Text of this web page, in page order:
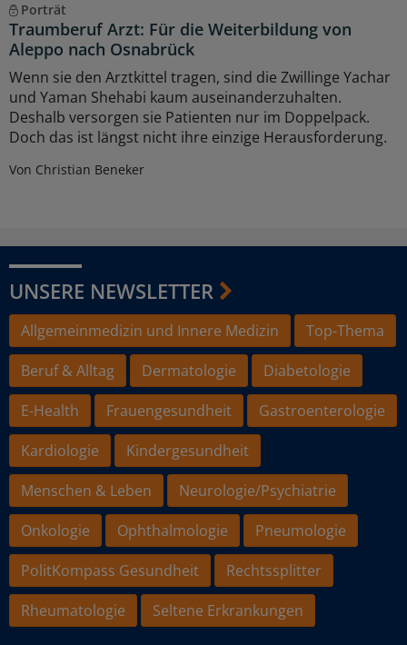
Porträt
Traumberuf Arzt: Für die Weiterbildung von
Aleppo nach Osnabrück
Wenn sie den Arztkittel tragen, sind die Zwillinge Yachar
und Yaman Shehabi kaum auseinanderzuhalten.
Deshalb versorgen sie Patienten nur im Doppelpack.
Doch das ist längst nicht ihre einzige Herausforderung.
Von Christian Beneker
UNSERE NEWSLETTER
Allgemeinmedizin und Innere Medizin
Top-Thema
Beruf & Alltag
Dermatologie
Diabetologie
E-Health
Frauengesundheit
Gastroenterologie
Kardiologie
Kindergesundheit
Menschen & Leben
Neurologie/Psychiatrie
Onkologie
Ophthalmologie
Pneumologie
PolitKompass Gesundheit
Rechtssplitter
Rheumatologie
Seltene Erkrankungen